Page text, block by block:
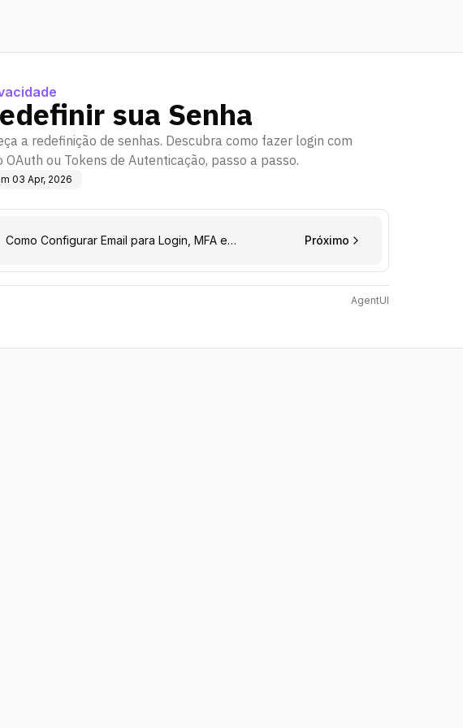
sua Senha
a redefinição de senhas. Descubra como fazer login com
OAuth ou Tokens de Autenticação, passo a passo.
03 Apr, 2026
Como Configurar Email para Login, MFA e
Próximo
AgentUI